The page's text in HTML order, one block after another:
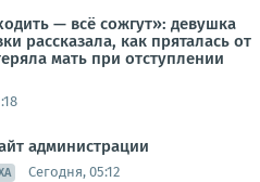
— всё сожгут»: девушка
рассказала, как пряталась от
мать при отступлении
администрации
Сегодня, 05:12